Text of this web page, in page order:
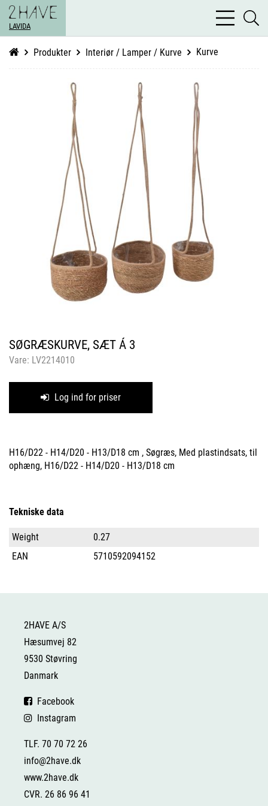
LAVIDA
bars
light
Produkter Interiør / Lamper / Kurve Kurve
SØGRÆSKURVE, SÆT Á 3
Vare: LV2214010
Log ind for priser
H16/D22 - H14/D20 - H13/D18 cm , Søgræs, Med plastindsats, til
ophæng, H16/D22 - H14/D20 - H13/D18 cm
Tekniske data
Weight
0.27
EAN
5710592094152
2HAVE A/S
Hæsumvej 82
9530 Støvring
Danmark
Facebook
Instagram
TLF. 70 70 72 26
info@2have.dk
www.2have.dk
CVR. 26 86 96 41